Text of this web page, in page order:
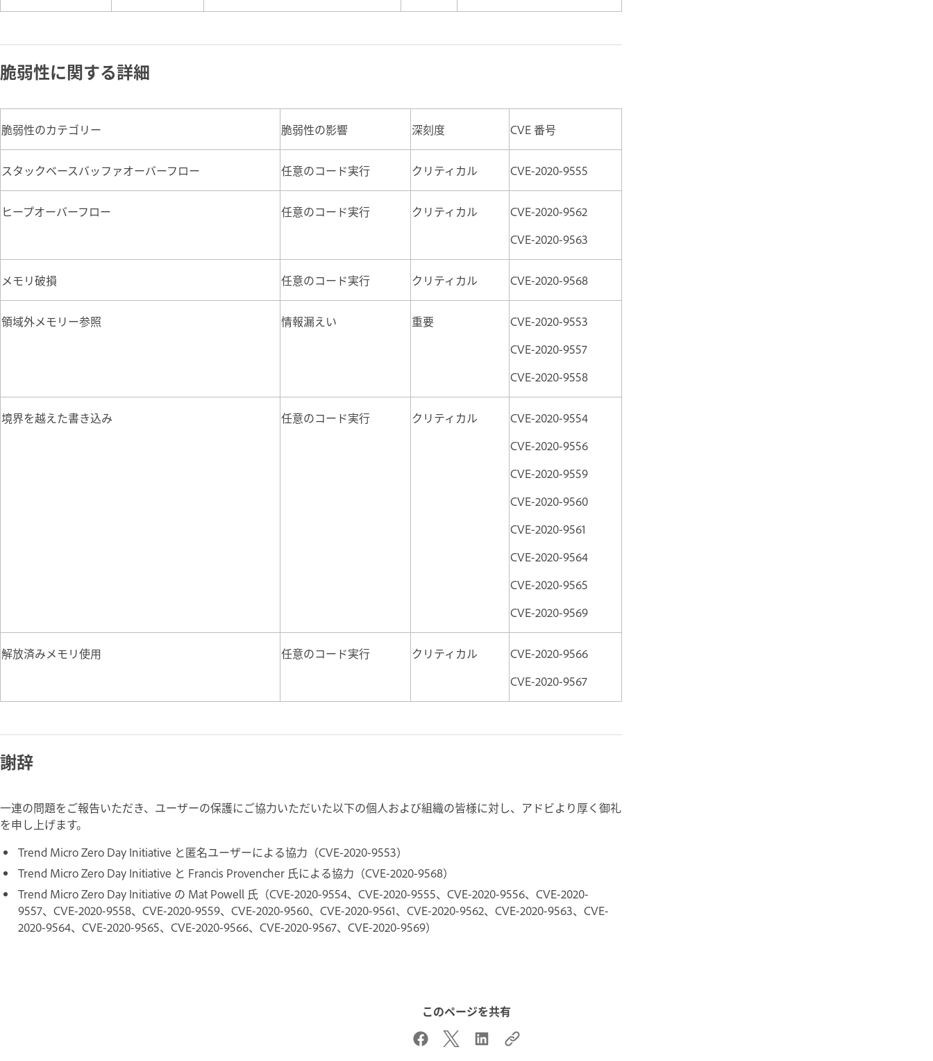
脆弱性に関する詳細
脆弱性のカテゴリー 脆弱性の影響 深刻度 CVE 番号
スタックベースバッファオーバーフロー 任意のコード実行 クリティカル CVE-2020-9555
ヒープオーバーフロー 任意のコード実行 クリティカル
CVE-2020-9562
CVE-2020-9563
メモリ破損 任意のコード実行 クリティカル CVE-2020-9568
領域外メモリー参照 情報漏えい 重要
CVE-2020-9553
CVE-2020-9557
CVE-2020-9558
境界を越えた書き込み 任意のコード実行 クリティカル
CVE-2020-9554
CVE-2020-9556
CVE-2020-9559
CVE-2020-9560
CVE-2020-9561
CVE-2020-9564
CVE-2020-9565
CVE-2020-9569
解放済みメモリ使用 任意のコード実行 クリティカル
CVE-2020-9566
CVE-2020-9567
謝辞
一連の問題をご報告いただき、ユーザーの保護にご協力いただいた以下の個人および組織の皆様に対し、アドビより厚く御礼
を申し上げます。
Trend Micro Zero Day Initiative と匿名ユーザーによる協力（CVE-2020-9553）
Trend Micro Zero Day Initiative と Francis Provencher 氏による協力（CVE-2020-9568）
Trend Micro Zero Day Initiative の Mat Powell 氏（CVE-2020-9554、CVE-2020-9555、CVE-2020-9556、CVE-2020-
9557、CVE-2020-9558、CVE-2020-9559、CVE-2020-9560、CVE-2020-9561、CVE-2020-9562、CVE-2020-9563、CVE-
2020-9564、CVE-2020-9565、CVE-2020-9566、CVE-2020-9567、CVE-2020-9569）
このページを共有